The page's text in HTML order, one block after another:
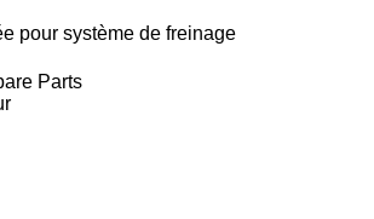
pour système de freinage
Parts